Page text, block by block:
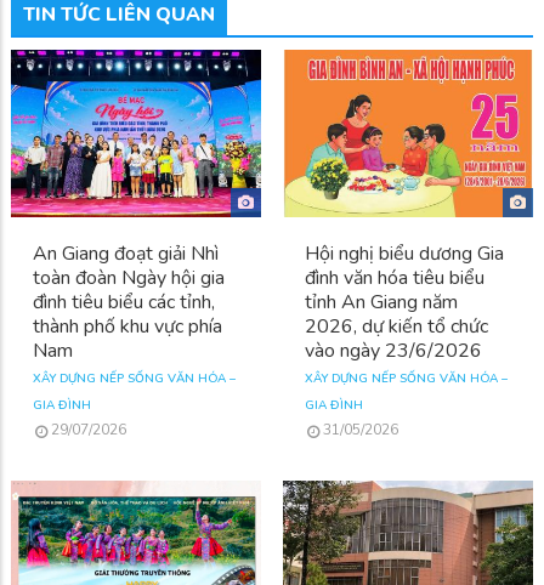
TIN TỨC LIÊN QUAN
An Giang đoạt giải Nhì
toàn đoàn Ngày hội gia
đình tiêu biểu các tỉnh,
thành phố khu vực phía
Nam
XÂY DỰNG NẾP SỐNG VĂN HÓA –
GIA ĐÌNH
29/07/2026
Hội nghị biểu dương Gia
đình văn hóa tiêu biểu
tỉnh An Giang năm
2026, dự kiến tổ chức
vào ngày 23/6/2026
XÂY DỰNG NẾP SỐNG VĂN HÓA –
GIA ĐÌNH
31/05/2026